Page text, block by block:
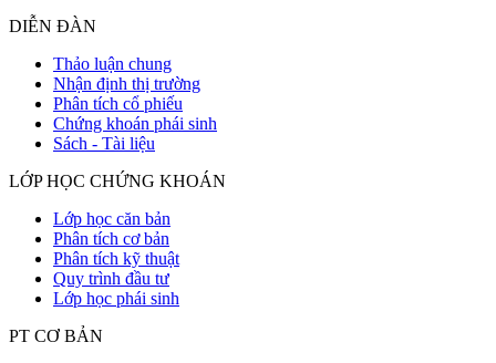
DIỄN ĐÀN
Thảo luận chung
Nhận định thị trường
Phân tích cổ phiếu
Chứng khoán phái sinh
Sách - Tài liệu
LỚP HỌC CHỨNG KHOÁN
Lớp học căn bản
Phân tích cơ bản
Phân tích kỹ thuật
Quy trình đầu tư
Lớp học phái sinh
PT CƠ BẢN